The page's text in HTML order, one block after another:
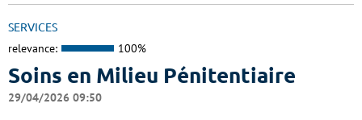
SERVICES
relevance: 100%
Soins en Milieu Pénitentiaire
29/04/2026 09:50